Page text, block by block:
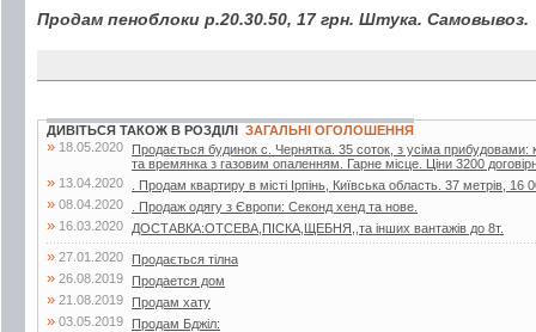
Продам пеноблоки р.20.30.50, 17 грн. Штука. Самовывоз.
ДИВІТЬСЯ ТАКОЖ В РОЗДІЛІ ЗАГАЛЬНІ ОГОЛОШЕННЯ
» 18.05.2020
Продається будинок с. Чернятка. 35 соток, з усіма прибудовами:
та времянка з газовим опаленням. Гарне місце. Ціни 3200
» 13.04.2020 . Продам квартиру в місті Ірпінь, Київська область. 37 метрів, 16
» 08.04.2020 . Продаж одягу з Європи: Секонд хенд та нове.
» 16.03.2020 ДОСТАВКА:ОТСЕВА,ПІСКА,ЩЕБНЯ,,та інших вантажів до 8т.
» 27.01.2020 Продається тілна
» 26.08.2019 Продается дом
» 21.08.2019 Продам хату
» 03.05.2019 Продам Бджiл: